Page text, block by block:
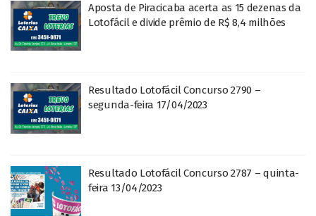
Aposta de Piracicaba acerta as 15 dezenas da
Lotofácil e divide prêmio de R$ 8,4 milhões
Resultado Lotofácil Concurso 2790 –
segunda-feira 17/04/2023
Resultado Lotofácil Concurso 2787 – quinta-
feira 13/04/2023